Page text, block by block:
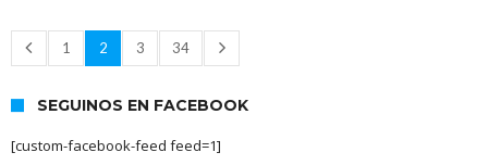
1 2 3 34
SEGUINOS EN FACEBOOK
[custom-facebook-feed feed=1]